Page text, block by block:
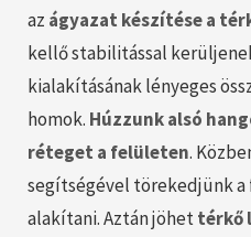
az ágyazat készítése a
kellő stabilitással
kialakításának lényeges
homok. Húzzunk alsó
réteget a felületen.
segítségével törekedjünk
alakítani. Aztán jöhettérkő